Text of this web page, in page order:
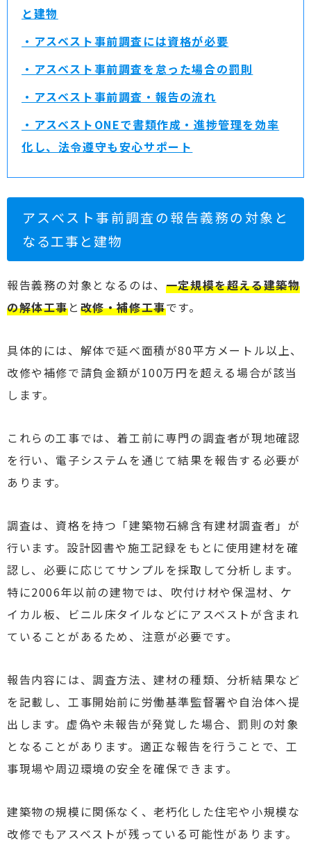
と建物
・アスベスト事前調査には資格が必要
・アスベスト事前調査を怠った場合の罰則
・アスベスト事前調査・報告の流れ
・アスベストONEで書類作成・進捗管理を効率
化し、法令遵守も安心サポート
アスベスト事前調査の報告義務の対象と
なる工事と建物
報告義務の対象となるのは、 一定規模を超える建築物
の解体工事と 改修・補修工事です。
具体的には、解体で延べ面積が80平方メートル以上、
改修や補修で請負金額が100万円を超える場合が該当
します。
これらの工事では、着工前に専門の調査者が現地確認
を行い、電子システムを通じて結果を報告する必要が
あります。
調査は、資格を持つ「建築物石綿含有建材調査者」が
行います。設計図書や施工記録をもとに使用建材を確
認し、必要に応じてサンプルを採取して分析します。
特に2006年以前の建物では、吹付け材や保温材、ケ
イカル板、ビニル床タイルなどにアスベストが含まれ
ていることがあるため、注意が必要です。
報告内容には、調査方法、建材の種類、分析結果など
を記載し、工事開始前に労働基準監督署や自治体へ提
出します。虚偽や未報告が発覚した場合、罰則の対象
となることがあります。適正な報告を行うことで、工
事現場や周辺環境の安全を確保できます。
建築物の規模に関係なく、老朽化した住宅や小規模な
改修でもアスベストが残っている可能性があります。